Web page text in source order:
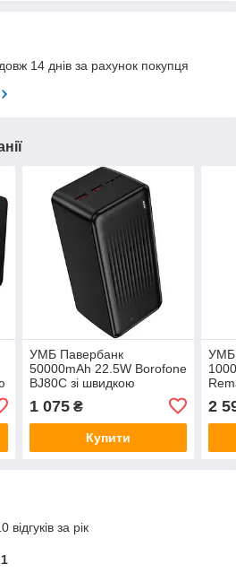
14 днів за рахунок покупця
УМБ Павербанк
50000mAh 22.5W Borofone
BJ80C зі швидкою
зарядкою PD/QC Чорний
1 075₴
Купити
УМБ
2
за рік